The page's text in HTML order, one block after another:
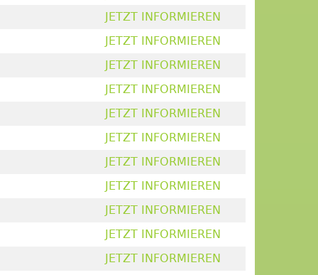
JETZT INFORMIEREN
JETZT INFORMIEREN
JETZT INFORMIEREN
JETZT INFORMIEREN
JETZT INFORMIEREN
JETZT INFORMIEREN
JETZT INFORMIEREN
JETZT INFORMIEREN
JETZT INFORMIEREN
JETZT INFORMIEREN
JETZT INFORMIEREN